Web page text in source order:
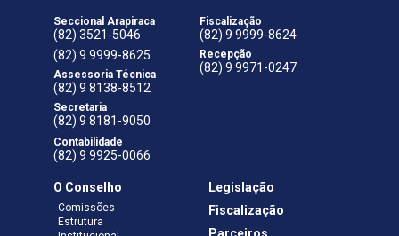
Seccional Arapiraca
(82) 3521-5046
(82) 9 9999-8625
Assessoria Técnica
(82) 9 8138-8512
Secretaria
(82) 9 8181-9050
Contabilidade
(82) 9 9925-0066
Fiscalização
(82) 9 9999-8624
Recepção
(82) 9 9971-0247
O Conselho
Comissões
Estrutura
Legislação
Fiscalização